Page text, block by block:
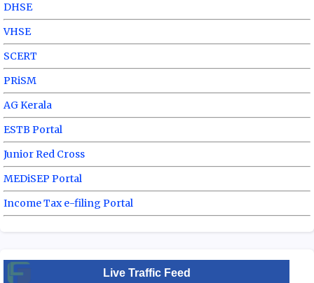
DHSE
VHSE
SCERT
PRiSM
AG Kerala
ESTB Portal
Junior Red Cross
MEDiSEP Portal
Income Tax e-filing Portal
Live Traffic Feed